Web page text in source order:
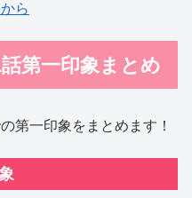
ら
第一印象まとめ
第一印象をまとめます！